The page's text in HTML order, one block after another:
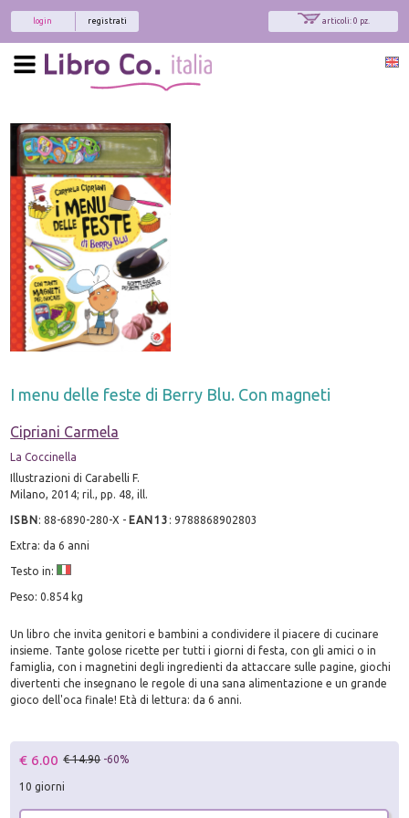
articoli: 0 pz.
registrati
login
I menu delle feste di Berry Blu. Con magneti
Cipriani Carmela
La Coccinella
Illustrazioni di Carabelli F.
Milano, 2014; ril., pp. 48, ill.
ISBN:88-6890-280-X - EAN13 :9788868902803
Extra: da 6 anni
Testo in:
Peso: 0.854 kg
Un libro che invita genitori e bambini a condividere il piacere di cucinare
insieme. Tante golose ricette per tutti i giorni di festa, con gli amici o in
famiglia, con i magnetini degli ingredienti da attaccare sulle pagine, giochi
divertenti che insegnano le regole di una sana alimentazione e un grande
gioco dell'oca finale! Età di lettura: da 6 anni.
€ 6.00 € 14.90 -60%
10 giorni